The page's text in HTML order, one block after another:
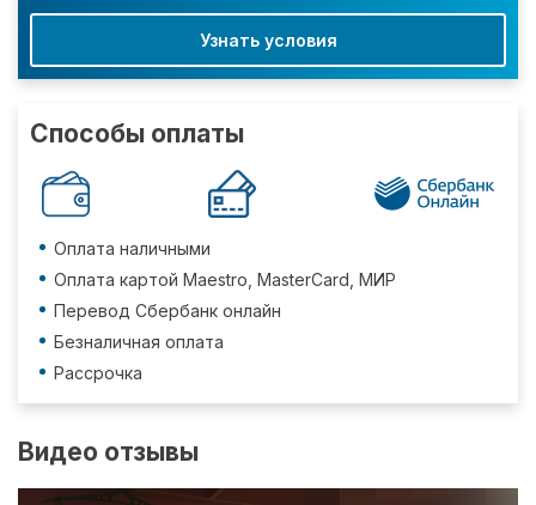
Узнать условия
Способы оплаты
Оплата наличными
Оплата картой Maestro, MasterCard, МИР
Перевод Сбербанк онлайн
Безналичная оплата
Рассрочка
Видео отзывы